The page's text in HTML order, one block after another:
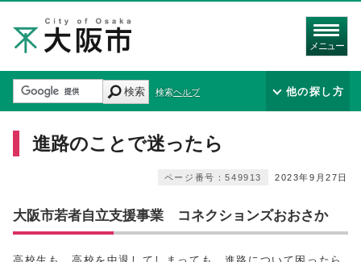
メニュー
検索 検索ヘルプ 他の探し方
進路のことで迷ったら
2023年9月27日
ページ番号：549913
大阪市若者自立支援事業 コネクションズおおさか